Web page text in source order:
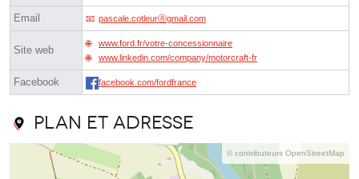
Email pascale.cotleurⓐgmail.com
Site web
www.ford.fr/votre-concessionnaire
www.linkedin.com/company/motorcraft-fr
Facebook facebook.com/fordfrance
Plan et adresse
© contributeurs OpenStreetMap